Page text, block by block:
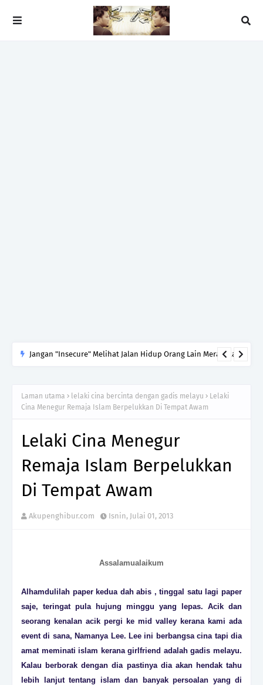
Jangan "Insecure" Melihat Jalan Hidup Orang Lain Merasakan
Laman utama lelaki cina bercinta dengan gadis melayu
Lelaki
Cina Menegur Remaja Islam Berpelukkan Di Tempat Awam
Lelaki Cina Menegur
Remaja Islam Berpelukkan
Di Tempat Awam
Akupenghibur.com Isnin, Julai 01, 2013
Assalamualaikum
Alhamdulilah paper kedua dah abis , tinggal satu lagi paper
saje, teringat pula hujung minggu yang lepas. Acik dan
seorang kenalan acik pergi ke mid valley kerana kami ada
event di sana, Namanya Lee. Lee ini berbangsa cina tapi dia
amat meminati islam kerana girlfriend adalah gadis melayu.
Kalau berborak dengan dia pastinya dia akan hendak tahu
lebih lanjut tentang islam dan banyak persoalan yang di